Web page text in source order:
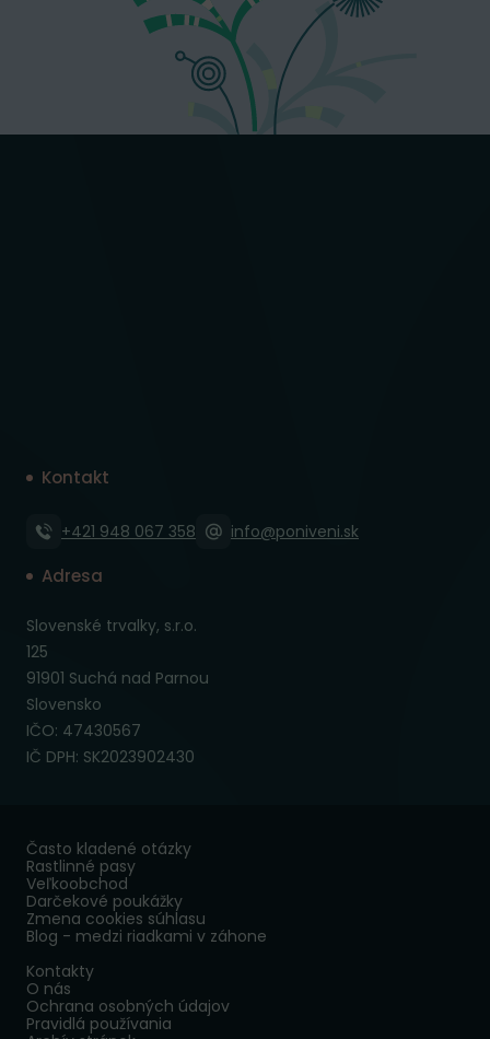
Kontakt
+421 948 067 358 info@poniveni.sk
Adresa
Slovenské trvalky, s.r.o.
125
91901 Suchá nad Parnou
Slovensko
IČO: 47430567
IČ DPH: SK2023902430
Často kladené otázky
Rastlinné pasy
Veľkoobchod
Darčekové poukážky
Zmena cookies súhlasu
Blog - medzi riadkami v záhone
Kontakty
O nás
Ochrana osobných údajov
Pravidlá používania